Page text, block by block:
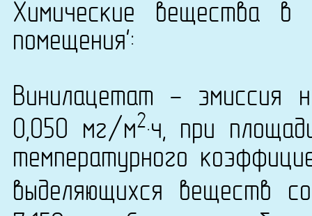
Химические вещества в
помещения':
Винилацетат - эмиссия
0,050 мг/м2·ч, при
температурного
выделяющихся веществ